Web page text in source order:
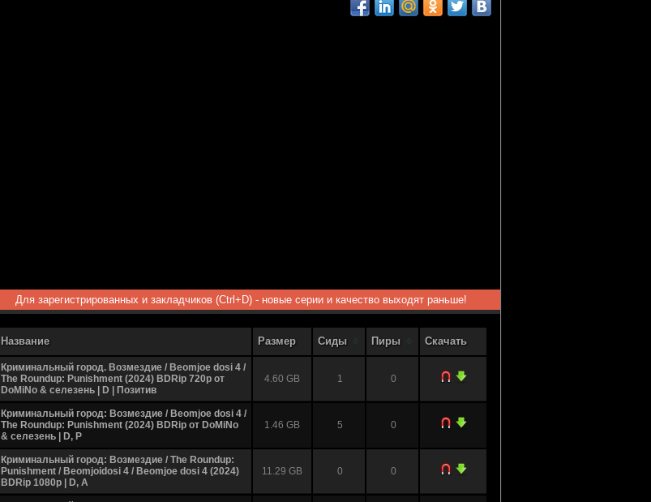
Для зарегистрированных и закладчиков (Ctrl+D) - новые серии и качество выходят раньше!
Название Размер Сиды Пиры Скачать
Криминальный город. Возмездие / Beomjoe dosi 4 /
The Roundup: Punishment (2024) BDRip 720p от
DoMiNo & селезень | D | Позитив
4.60 GB 1 0
Криминальный город: Возмездие / Beomjoe dosi 4 /
The Roundup: Punishment (2024) BDRip от DoMiNo
& селезень | D, P
1.46 GB 5 0
Криминальный город: Возмездие / The Roundup:
Punishment / Beomjoidosi 4 / Beomjoe dosi 4 (2024)
BDRip 1080p | D, A
11.29 GB 0 0